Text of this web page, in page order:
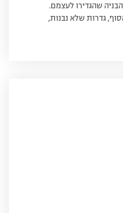
הבניה שהגדירו לעצמם.
גדרות שלא נבנות,